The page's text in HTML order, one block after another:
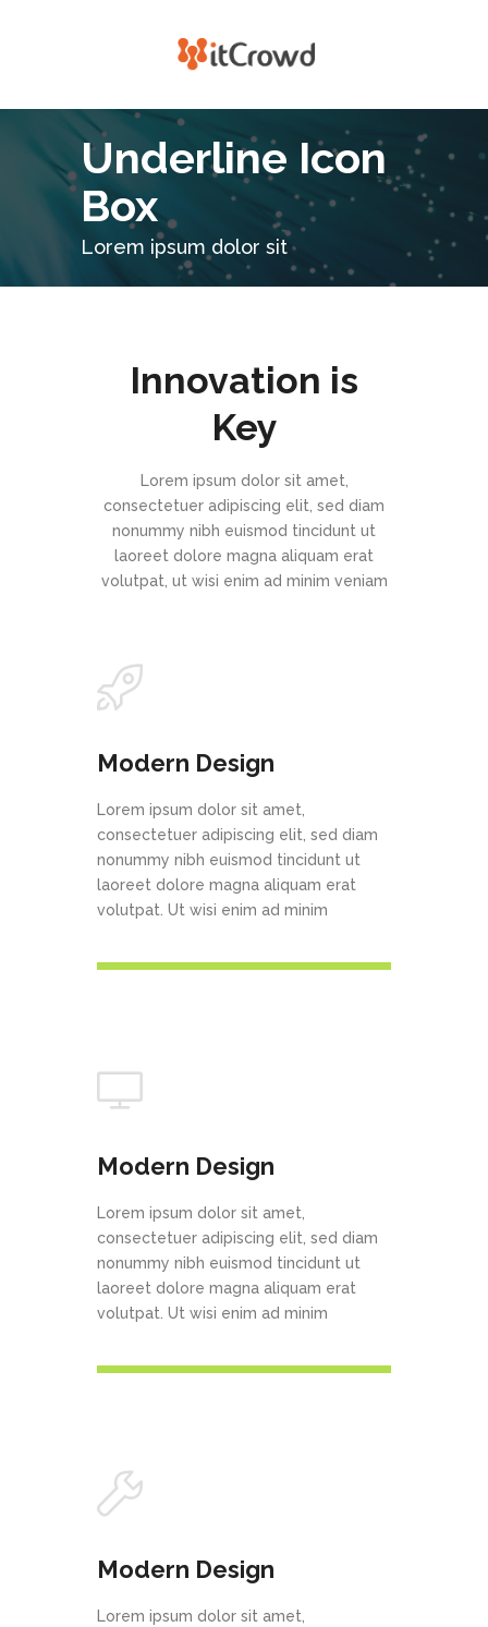
Underline Icon
Box
Lorem ipsum dolor sit
Innovation is
Key
Lorem ipsum dolor sit amet,
consectetuer adipiscing elit, sed diam
nonummy nibh euismod tincidunt ut
laoreet dolore magna aliquam erat
volutpat, ut wisi enim ad minim veniam
Modern Design
Lorem ipsum dolor sit amet,
consectetuer adipiscing elit, sed diam
nonummy nibh euismod tincidunt ut
laoreet dolore magna aliquam erat
volutpat. Ut wisi enim ad minim
Modern Design
Lorem ipsum dolor sit amet,
consectetuer adipiscing elit, sed diam
nonummy nibh euismod tincidunt ut
laoreet dolore magna aliquam erat
volutpat. Ut wisi enim ad minim
Modern Design
Lorem ipsum dolor sit amet,